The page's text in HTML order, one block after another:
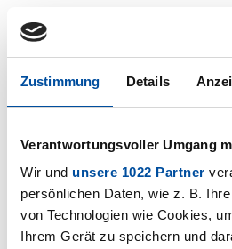
Zustimmung Details
Verantwortungsvoller Umgang
Wir und unsere 1022 Partner
persönlichen Daten, wie z. B.
von Technologien wie Cookies,
Ihrem Gerät zu speichern und
Videos
Videos